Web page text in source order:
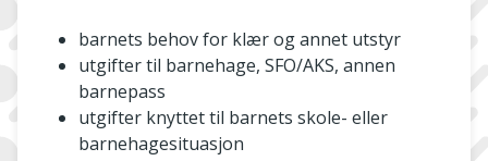
barnets behov for klær og annet utstyr
utgifter til barnehage, SFO/AKS, annen
barnepass
utgifter knyttet til barnets skole- eller
barnehagesituasjon